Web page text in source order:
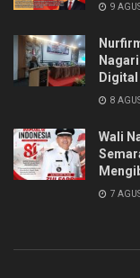
9
8
Wali
7